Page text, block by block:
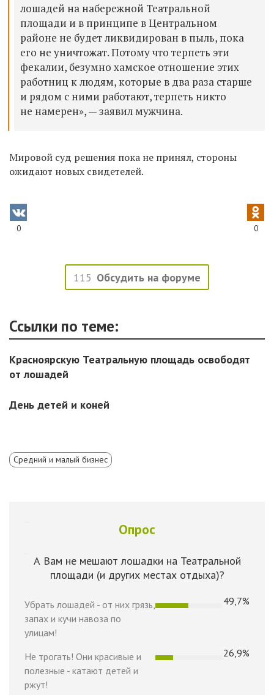
лошадей на набережной Театральной
площади и в принципе в Центральном
районе не будет ликвидирован в пыль, пока
его не уничтожат. Потому что терпеть эти
фекалии, безумно хамское отношение этих
работниц к людям, которые в два раза старше
и рядом с ними работают, терпеть никто
не намерен», — заявил мужчина.
Мировой суд решения пока не принял, стороны
ожидают новых свидетелей.
0 0
115 Обсудить на форуме
Ссылки по теме:
Красноярскую Театральную площадь освободят
от лошадей
День детей и коней
Средний и малый бизнес
Опрос
А Вам не мешают лошадки на Театральной
площади (и других местах отдыха)?
Убрать лошадей - от них грязь,
запах и кучи навоза по
улицам!
49,7%
Не трогать! Они красивые и
полезные - катают детей и
ржут!
26,9%